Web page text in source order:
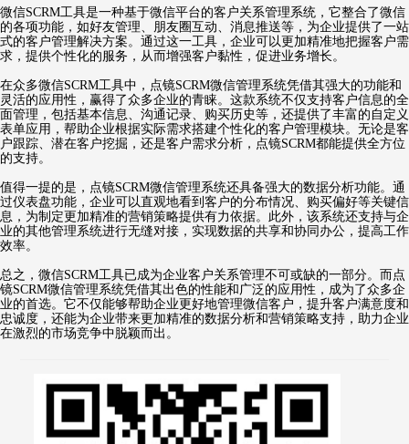
微信SCRM工具是一种基于微信平台的客户关系管理系统，它整合了微信
的各项功能，如好友管理、朋友圈互动、消息推送等，为企业提供了一站
式的客户管理解决方案。通过这一工具，企业可以更加精准地把握客户需
求，提供个性化的服务，从而增强客户黏性，促进业务增长。
在众多微信SCRM工具中，点镜SCRM微信管理系统凭借其强大的功能和
灵活的应用性，赢得了众多企业的青睐。这款系统不仅支持客户信息的全
面管理，包括基本信息、沟通记录、购买历史等，还提供了丰富的自定义
表单应用，帮助企业根据实际需求搭建个性化的客户管理模块。无论是客
户跟踪、潜在客户挖掘，还是客户需求分析，点镜SCRM都能提供全方位
的支持。
值得一提的是，点镜SCRM微信管理系统还具备强大的数据分析功能。通
过仪表盘功能，企业可以直观地看到客户的分布情况、购买偏好等关键信
息，为制定更加精准的营销策略提供有力依据。此外，该系统还支持与企
业的其他管理系统进行无缝对接，实现数据的共享和协同办公，提高工作
效率。
总之，微信SCRM工具已成为企业客户关系管理不可或缺的一部分。而点
镜SCRM微信管理系统凭借其出色的性能和广泛的应用性，成为了众多企
业的首选。它不仅能够帮助企业更好地管理微信客户，提升客户满意度和
忠诚度，还能为企业带来更加精准的数据分析和营销策略支持，助力企业
在激烈的市场竞争中脱颖而出。